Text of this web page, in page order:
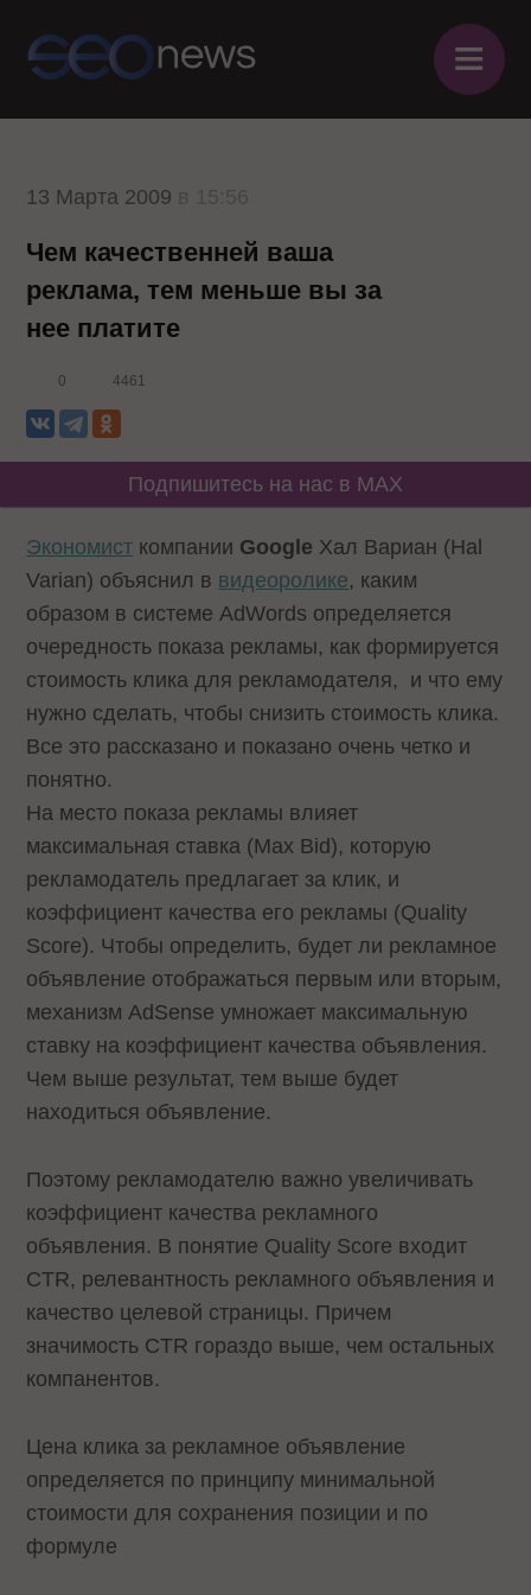
≡
13 Марта 2009
Чем качественней ваша
реклама, тем меньше вы за
нее платите
0 4461
Подпишитесь на нас в MAX
Экономист компании Google Хал Вариан (Hal
Varian) объяснил в видеоролике, каким
образом в системе AdWords определяется
очередность показа рекламы, как формируется
стоимость клика для рекламодателя, и что ему
нужно сделать, чтобы снизить стоимость клика.
Все это рассказано и показано очень четко и
понятно.
На место показа рекламы влияет
максимальная ставка (Max Bid), которую
рекламодатель предлагает за клик, и
коэффициент качества его рекламы (Quality
Score). Чтобы определить, будет ли рекламное
объявление отображаться первым или вторым,
механизм AdSense умножает максимальную
ставку на коэффициент качества объявления.
Чем выше результат, тем выше будет
находиться объявление.
Поэтому рекламодателю важно увеличивать
коэффициент качества рекламного
объявления. В понятие Quality Score входит
CTR, релевантность рекламного объявления и
качество целевой страницы. Причем
значимость CTR гораздо выше, чем остальных
компанентов.
Цена клика за рекламное объявление
определяется по принципу минимальной
стоимости для сохранения позиции и по
формуле